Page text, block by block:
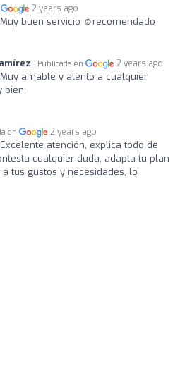
2 years ago
Muy buen servicio ☺️recomendado
Publicada en 2 years ago
Muy amable y atento a cualquier
bien
en 2 years ago
Excelente atención, explica todo de
cualquier duda, adapta tu plan
tus gustos y necesidades, lo